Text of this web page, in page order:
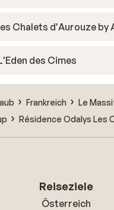
Chalets d'Aurouze by
des Cimes
Frankreich
Le
Résidence Odalys Les
Reiseziele
Österreich